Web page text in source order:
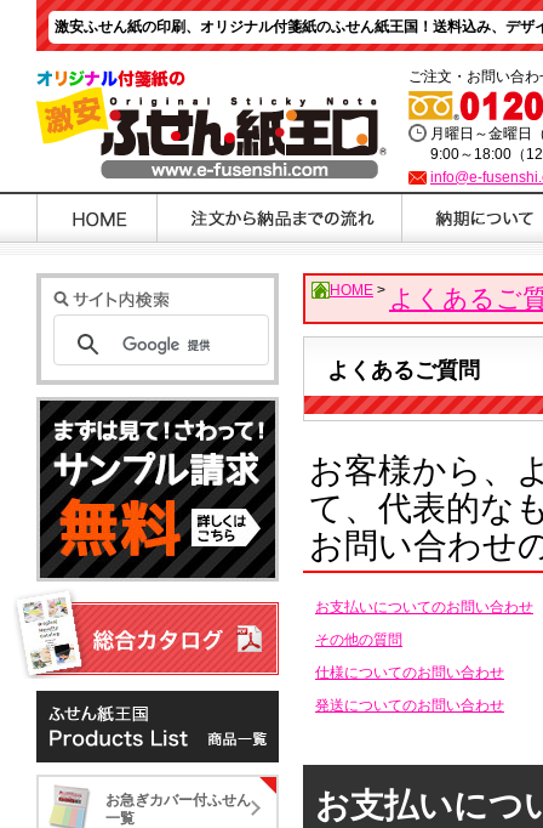
激安ふせん紙の印刷、オリジナル付箋紙のふせん紙王国！送料込み、デザ
ご注文・お問い合
月曜日～金曜日
9:00～18:00（
info@e-
お急ぎカバー付ふせん
一覧
お急ぎカバー付ふせん
カバーなしふせん
HOME > よくあるご
よくあるご質問
お客様から、
て、代表的な
お問い合わせ
お支払いについてのお問い合わせ
その他の質問
仕様についてのお問い合わせ
発送についてのお問い合わせ
お支払いにつ